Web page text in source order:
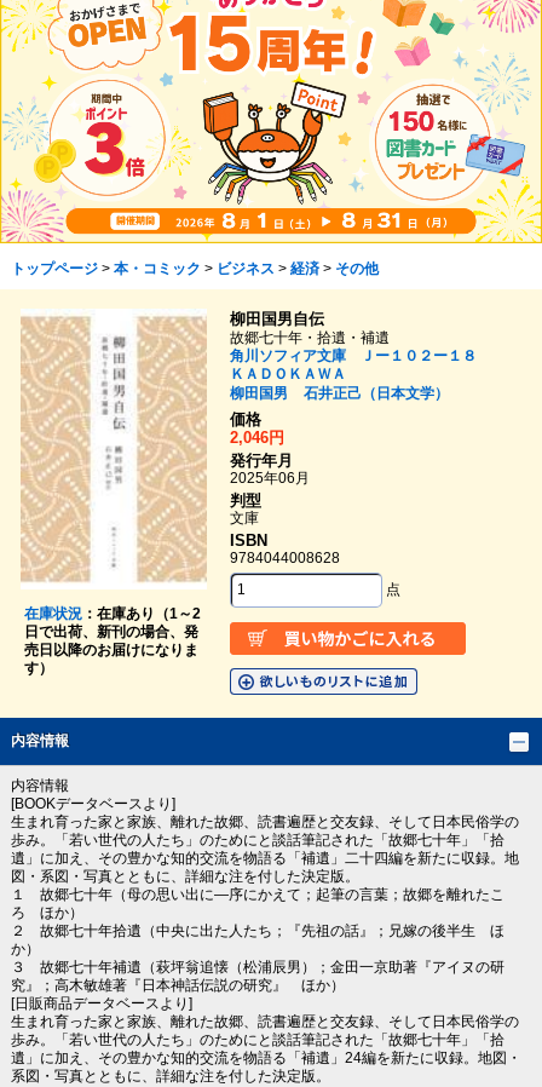
トップページ> 本・コミック > ビジネス > 経済> その他
在庫状況：在庫あり（1～2
日で出荷、新刊の場合、発
売日以降のお届けになりま
す）
柳田国男自伝
故郷七十年・拾遺・補遺
角川ソフィア文庫 Ｊー１０２ー１８
ＫＡＤＯＫＡＷＡ
柳田国男
石井正己（日本文学）
価格
2,046円
発行年月
2025年06月
判型
文庫
ISBN
9784044008628
点
内容情報
内容情報
[BOOKデータベースより]
生まれ育った家と家族、離れた故郷、読書遍歴と交友録、そして日本民俗学の
歩み。「若い世代の人たち」のためにと談話筆記された「故郷七十年」「拾
遺」に加え、その豊かな知的交流を物語る「補遺」二十四編を新たに収録。地
図・系図・写真とともに、詳細な注を付した決定版。
１ 故郷七十年（母の思い出に―序にかえて；起筆の言葉；故郷を離れたこ
ろ ほか）
２ 故郷七十年拾遺（中央に出た人たち；『先祖の話』；兄嫁の後半生 ほ
か）
３ 故郷七十年補遺（萩坪翁追懐（松浦辰男）；金田一京助著『アイヌの研
究』；高木敏雄著『日本神話伝説の研究』 ほか）
[日販商品データベースより]
生まれ育った家と家族、離れた故郷、読書遍歴と交友録、そして日本民俗学の
歩み。「若い世代の人たち」のためにと談話筆記された「故郷七十年」「拾
遺」に加え、その豊かな知的交流を物語る「補遺」24編を新たに収録。地図・
系図・写真とともに、詳細な注を付した決定版。